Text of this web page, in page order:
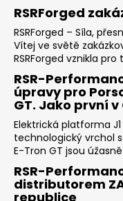
RSRForged
RSRForged – Síla,
Vítej ve světě
RSRForged vznikla pro
RSR-
úpravy pro
GT. Jako první v
Elektrická platforma
technologický vrchol
E-Tron GT jsou
RSR-
distributorem
republice